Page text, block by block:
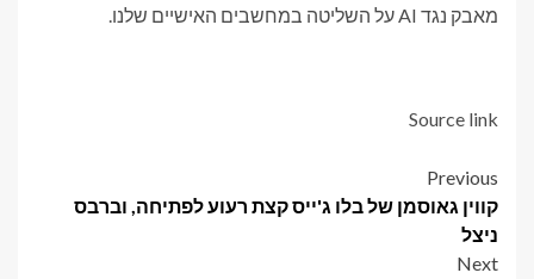
מאבק נגד AI על השליטה במחשבים האישיים שלנו.
Source link
Post
navigation
Previous
קווין גאוסמן של בלו ג'ייס קצת רעוע לפתיחה, וברבס
ניצל
Next